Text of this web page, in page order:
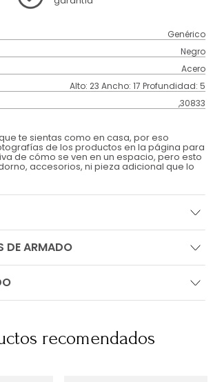
Genérico
Negro
Acero
Alto: 23 Ancho: 17 Profundidad: 5
,30833
te sientas como en casa, por eso
de los productos en la página para
de cómo se ven en un espacio, pero esto
accesorios, ni pieza adicional que lo
DE ARMADO
recomendados